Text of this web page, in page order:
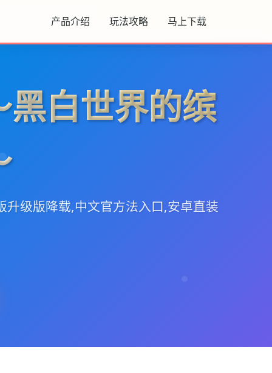
产品介绍 玩法攻略 马上下载
黑白世界的缤
升级版降载,中文官方法入口,安卓直装